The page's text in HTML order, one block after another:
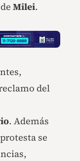
Milei.
del
. Además
se